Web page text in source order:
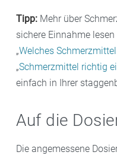
Scheuen Sie sich nicht,
Kopfschmerzen bei
Ihnen, das richtige
Dosierung und
Tipp: Mehr über
sichere Einnahme
„Welches Schmerzmittel
„Schmerzmittel richtig
einfach in Ihrer
Auf die
Die angemessene